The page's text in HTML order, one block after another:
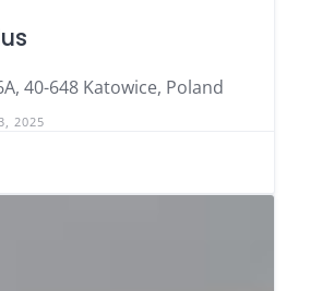
40-648 Katowice, Poland
2025